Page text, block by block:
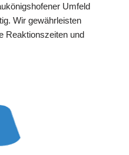
Umfeld
Wir gewährleisten
Reaktionszeiten und